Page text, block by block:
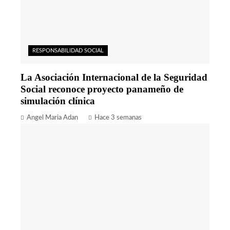
RESPONSABILIDAD SOCIAL
La Asociación Internacional de la Seguridad
Social reconoce proyecto panameño de
simulación clínica
Angel Maria Adan Hace 3 semanas